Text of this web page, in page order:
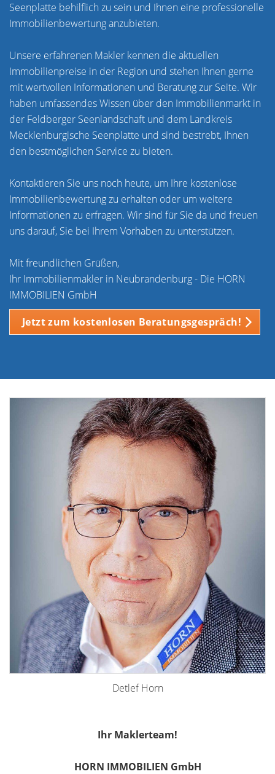
Seenplatte behilflich zu sein und Ihnen eine professionelle
Immobilienbewertung anzubieten.
Unsere erfahrenen Makler kennen die aktuellen
Immobilienpreise in der Region und stehen Ihnen gerne
mit wertvollen Informationen und Beratung zur Seite. Wir
haben umfassendes Wissen über den Immobilienmarkt in
der Feldberger Seenlandschaft und dem Landkreis
Mecklenburgische Seenplatte und sind bestrebt, Ihnen
den bestmöglichen Service zu bieten.
Kontaktieren Sie uns noch heute, um Ihre kostenlose
Immobilienbewertung zu erhalten oder um weitere
Informationen zu erfragen. Wir sind für Sie da und freuen
uns darauf, Sie bei Ihrem Vorhaben zu unterstützen.
Mit freundlichen Grüßen,
Ihr Immobilienmakler in Neubrandenburg - Die HORN
IMMOBILIEN GmbH
Jetzt zum kostenlosen Beratungsgespräch!
Detlef Horn
Ihr Maklerteam!
HORN IMMOBILIEN GmbH